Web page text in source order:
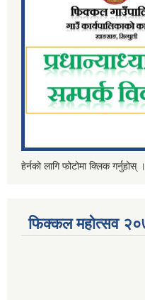
हेर्नको लागि फोटोमा क्लिक गर्नुहोस् ।
फिक्कल महोत्सव